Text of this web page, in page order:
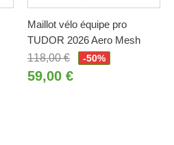
Maillot vélo équipe pro
TUDOR 2026 Aero Mesh
118,00 €
-50%
59,00 €